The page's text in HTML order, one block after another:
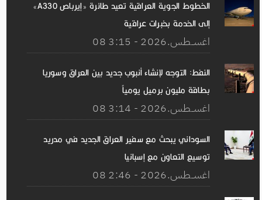
الخطوط الجوية العراقية تعيد طائرة «إيرباص A330»
إلى الخدمة بخبرات عراقية
08 اغســطس.2026 - 3:15
النفط: التوجه لإنشاء أنبوب جديد بين العراق وسوريا
بطاقة مليون برميل يومياً
08 اغســطس.2026 - 3:14
السوداني يبحث مع سفير العراق الجديد في مدريد
توسيع التعاون مع إسبانيا
08 اغســطس.2026 - 2:46